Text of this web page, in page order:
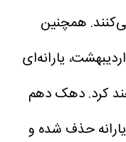
همچنین
دهک‌های چهارم تا نهم در تاریخ ۳۱ اردیبهشت، یارانه‌ای
دهک دهم
حذف شده و